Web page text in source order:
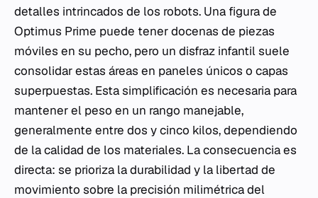
detalles intrincados de los robots. Una figura de
Optimus Prime puede tener docenas de piezas
móviles en su pecho, pero un disfraz infantil suele
consolidar estas áreas en paneles únicos o capas
superpuestas. Esta simplificación es necesaria para
mantener el peso en un rango manejable,
generalmente entre dos y cinco kilos, dependiendo
de la calidad de los materiales. La consecuencia es
directa: se prioriza la durabilidad y la libertad de
movimiento sobre la precisión milimétrica del